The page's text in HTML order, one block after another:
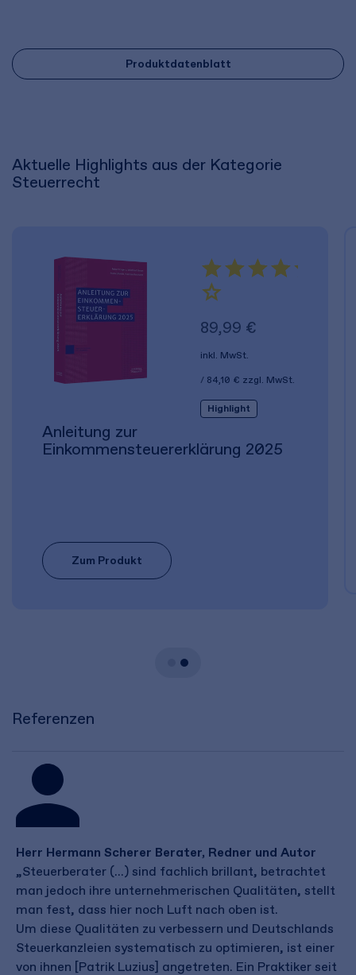
Produktdatenblatt
Aktuelle Highlights aus der Kategorie
Steuerrecht
89,99 €
inkl. MwSt.
84,10 € zzgl. MwSt.
Highlight
Anleitung zur
Einkommensteuererklärung 2025
Zum Produkt
Referenzen
Herr Hermann Scherer Berater, Redner und Autor
„Steuerberater (...) sind fachlich brillant, betrachtet
man jedoch ihre unternehmerischen Qualitäten, stellt
man fest, dass hier noch Luft nach oben ist.
Um diese Qualitäten zu verbessern und Deutschlands
Steuerkanzleien systematisch zu optimieren, ist einer
von ihnen [Patrik Luzius] angetreten. Ein Praktiker seit